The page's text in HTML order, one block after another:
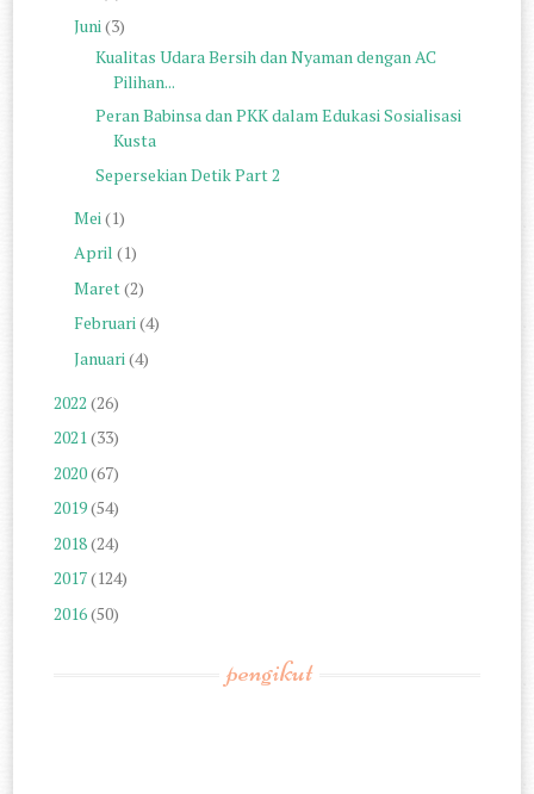
Juni(3)
Kualitas Udara Bersih dan Nyaman dengan AC
Pilihan...
Peran Babinsa dan PKK dalam Edukasi Sosialisasi
Kusta
Sepersekian Detik Part 2
Mei(1)
April (1)
Maret(2)
Februari(4)
Januari(4)
2022 (26)
2021(33)
2020(67)
2019(54)
2018(24)
2017(124)
2016(50)
pengikut